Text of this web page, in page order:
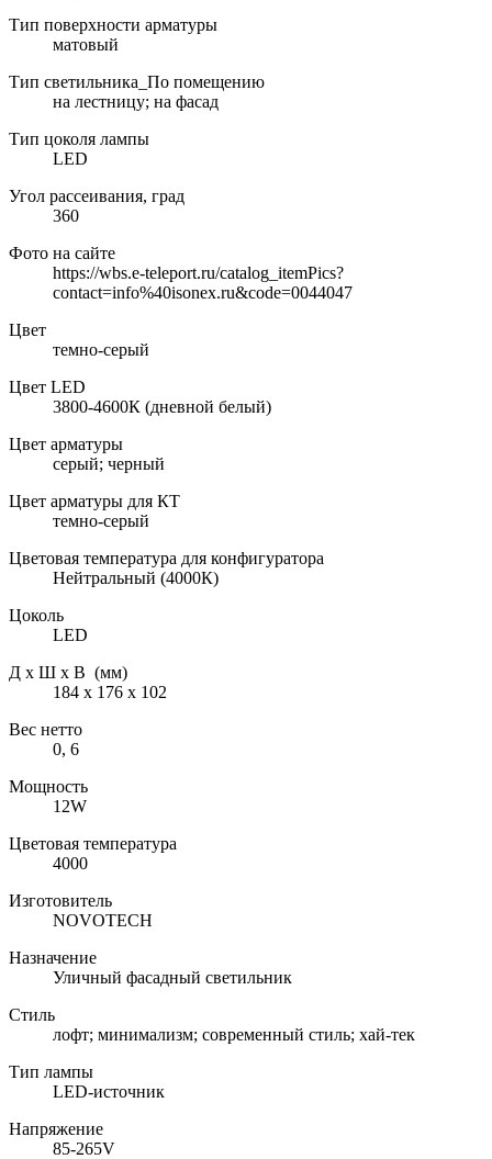
Тип поверхности арматуры
матовый
Тип светильника_По помещению
на лестницу; на фасад
Тип цоколя лампы
LED
Угол рассеивания, град
360
Фото на сайте
https://wbs.e-teleport.ru/catalog_itemPics?
contact=info%40isonex.ru&code=0044047
Цвет
темно-серый
Цвет LED
3800-4600К (дневной белый)
Цвет арматуры
серый; черный
Цвет арматуры для КТ
темно-серый
Цветовая температура для конфигуратора
Нейтральный (4000К)
Цоколь
LED
Д х Ш х В (мм)
184 х 176 х 102
Вес нетто
0, 6
Мощность
12W
Цветовая температура
4000
Изготовитель
NOVOTECH
Назначение
Уличный фасадный светильник
Стиль
лофт; минимализм; современный стиль; хай-тек
Тип лампы
LED-источник
Напряжение
85-265V